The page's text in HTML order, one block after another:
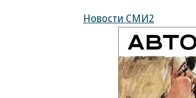
Новости СМИ2